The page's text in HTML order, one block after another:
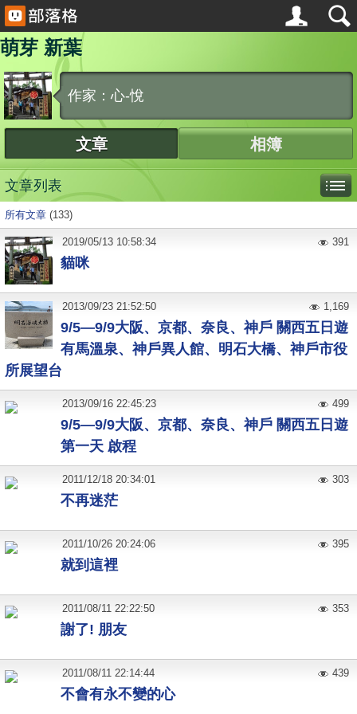
萌芽 新葉
作家：心-悅
文章 相簿
文章列表
所有文章 (133)
貓咪
2019/05/13 10:58:34 391
9/5—9/9大阪、京都、奈良、神戶 關西五日遊
有馬溫泉、神戶異人館、明石大橋、神戶市役
所展望台
2013/09/23 21:52:50 1,169
9/5—9/9大阪、京都、奈良、神戶 關西五日遊
第一天 啟程
2013/09/16 22:45:23 499
不再迷茫
2011/12/18 20:34:01 303
就到這裡
2011/10/26 20:24:06 395
謝了! 朋友
2011/08/11 22:22:50 353
不會有永不變的心
2011/08/11 22:14:44 439